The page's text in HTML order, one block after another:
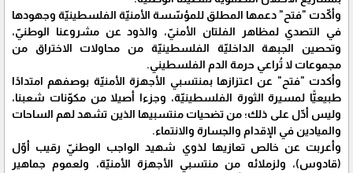
وأكّدت "فتح" دعمها المطلق للمؤسّسة الأمنيّة الفلسطينيّة وجهودها
في التصدي لمظاهر الفلتان الأمنيّ، والذود عن مشروعنا الوطنيّ،
وتحصين الجبهة الداخليّة الفلسطينيّة من محاولات الاختراق من
مجموعات لا تُراعي حرمة الدم الفلسطيني.
وأكدت "فتح" عن اعتزازها بمنتسبي الأجهزة الأمنيّة بوصفهم امتدادًا
طبيعيًّا لمسيرة الثورة الفلسطينيّة، وجزءا أصيلا من مكوّنات شعبنا،
وليس أدّل على ذلك؛ من تضحيات منتسبيها الذين تشهد لهم الساحات
والميادين في الإقدام والجسارة والانتماء.
وأعربت عن خالص تعازيها لذوي شهيد الواجب الوطنيّ رقيب أوّل
(قادوس)، ولزملائه من منتسبي الأجهزة الأمنيّة، ولعموم جماهير